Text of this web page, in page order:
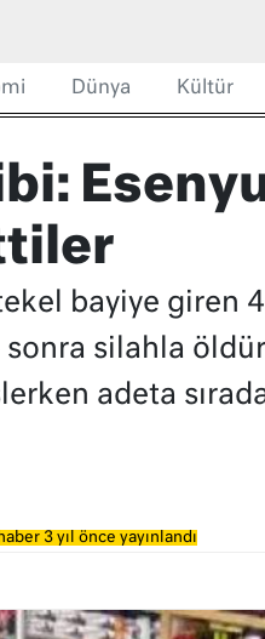
Dünya Kültür
bayiye giren
silahla
adeta
3 yıl önce yayınlandı